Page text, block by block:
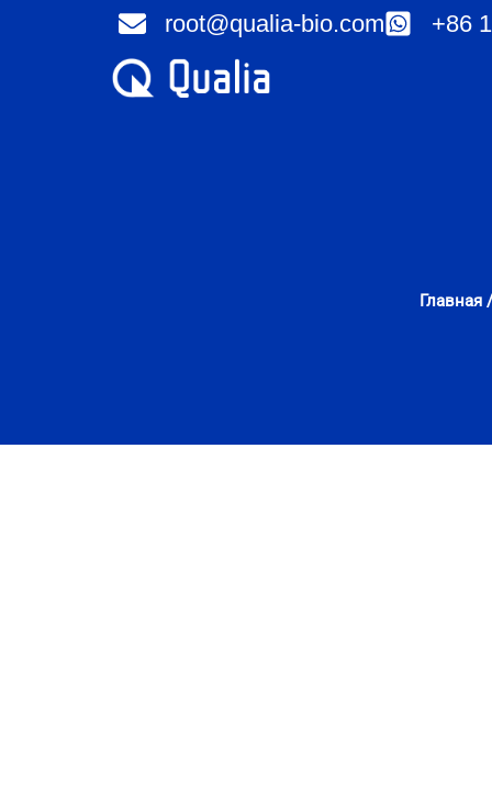
содержимому
root@qualia-bio.com +86
Главная